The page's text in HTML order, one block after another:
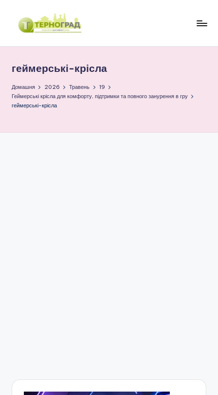
Перейти
р
н
о
цікаво
геймерські-крісла
Домашня 2026 Травень
19
Геймерські крісла для комфорту, підтримки та повного занурення в гру
геймерські-крісла